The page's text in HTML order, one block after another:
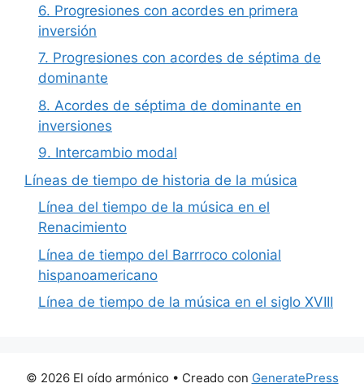
6. Progresiones con acordes en primera
inversión
7. Progresiones con acordes de séptima de
dominante
8. Acordes de séptima de dominante en
inversiones
9. Intercambio modal
Líneas de tiempo de historia de la música
Línea del tiempo de la música en el
Renacimiento
Línea de tiempo del Barrroco colonial
hispanoamericano
Línea de tiempo de la música en el siglo XVIII
© 2026 El oído armónico • Creado con GeneratePress